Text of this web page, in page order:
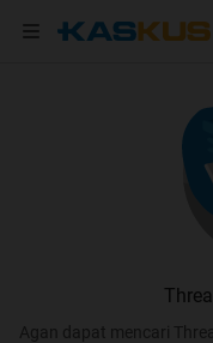
Agan dapat mencari